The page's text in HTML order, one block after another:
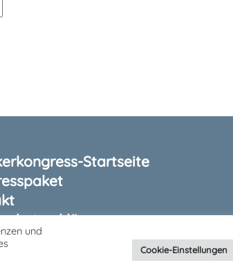
Startseite
und
Cookie-Einstellungen